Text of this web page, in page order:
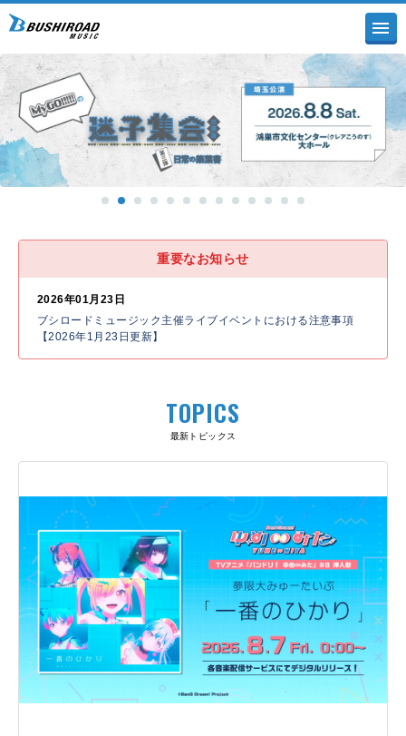
重要なお知らせ
2026年01月23日
ブシロードミュージック主催ライブイベントにおける注意事項
【2026年1月23日更新】
TOPICS
最新トピックス